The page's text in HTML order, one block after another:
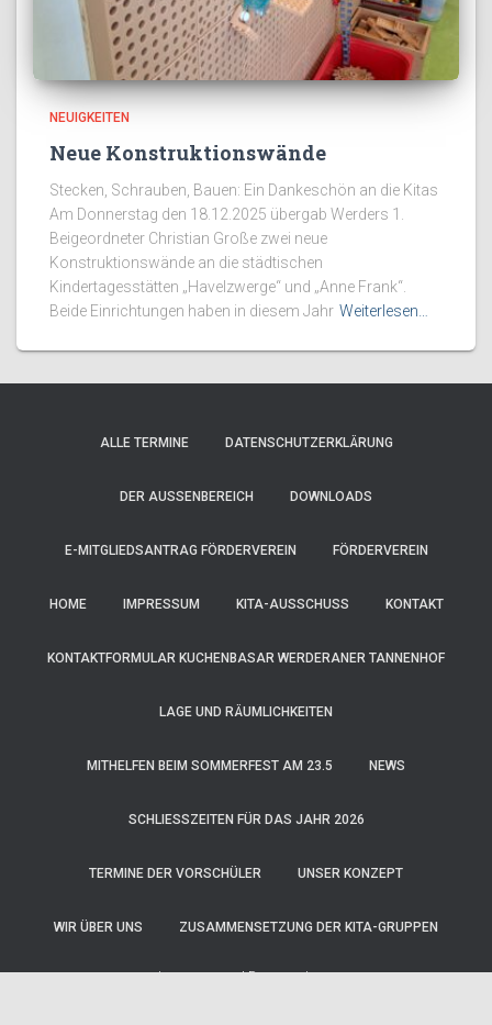
NEUIGKEITEN
Neue Konstruktionswände
Stecken, Schrauben, Bauen: Ein Dankeschön an die Kitas
Am Donnerstag den 18.12.2025 übergab Werders 1.
Beigeordneter Christian Große zwei neue
Konstruktionswände an die städtischen
Kindertagesstätten „Havelzwerge“ und „Anne Frank“.
Beide Einrichtungen haben in diesem Jahr Weiterlesen…
ALLE TERMINE DATENSCHUTZERKLÄRUNG
DER AUSSENBEREICH DOWNLOADS
E-MITGLIEDSANTRAG FÖRDERVEREIN FÖRDERVEREIN
HOME IMPRESSUM KITA-AUSSCHUSS KONTAKT
KONTAKTFORMULAR KUCHENBASAR WERDERANER TANNENHOF
LAGE UND RÄUMLICHKEITEN
MITHELFEN BEIM SOMMERFEST AM 23.5 NEWS
SCHLIESSZEITEN FÜR DAS JAHR 2026
TERMINE DER VORSCHÜLER UNSER KONZEPT
WIR ÜBER UNS ZUSAMMENSETZUNG DER KITA-GRUPPEN
Impressum|Datenschutz